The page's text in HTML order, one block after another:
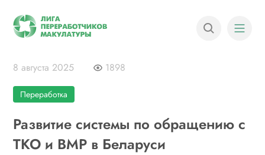
8 августа 2025 1898
Переработка
Развитие системы по обращению с
ТКО и ВМР в Беларуси